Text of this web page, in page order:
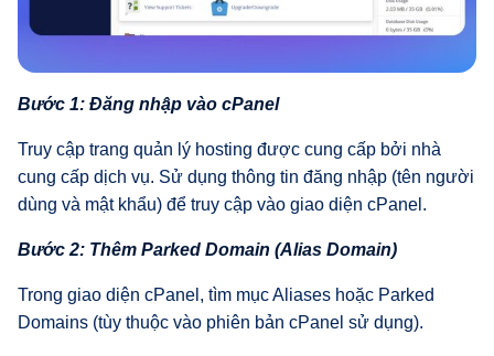
Bước 1: Đăng nhập vào cPanel
Truy cập trang quản lý hosting được cung cấp bởi nhà
cung cấp dịch vụ. Sử dụng thông tin đăng nhập (tên người
dùng và mật khẩu) để truy cập vào giao diện cPanel.
Bước 2: Thêm Parked Domain (Alias Domain)
Trong giao diện cPanel, tìm mục Aliases hoặc Parked
Domains (tùy thuộc vào phiên bản cPanel sử dụng).